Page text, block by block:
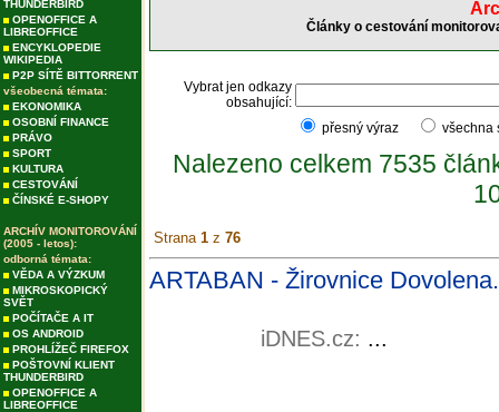
THUNDERBIRD
OPENOFFICE A
LIBREOFFICE
ENCYKLOPEDIE
WIKIPEDIA
P2P SÍTĚ BITTORRENT
všeobecná témata:
EKONOMIKA
OSOBNÍ FINANCE
PRÁVO
SPORT
KULTURA
CESTOVÁNÍ
ČÍNSKÉ E-SHOPY
ARCHÍV MONITOROVÁNÍ
(2005 - letos):
odborná témata:
VĚDA A VÝZKUM
MIKROSKOPICKÝ
SVĚT
POČÍTAČE A IT
OS ANDROID
PROHLÍŽEČ FIREFOX
POŠTOVNÍ KLIENT
THUNDERBIRD
OPENOFFICE A
LIBREOFFICE
Články o cestování
Vybrat jen odkazy
obsahující:
přesný výraz
Nalezeno celkem 7535
Strana 1 z 76
ARTABAN - Žirovnice
iDNES.cz: ...